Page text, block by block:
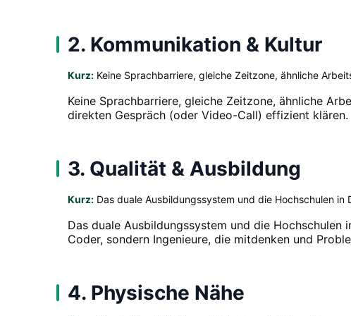
2. Kommunikation & Kultur
Kurz: Keine Sprachbarriere, gleiche Zeitzone, ähnliche
Keine Sprachbarriere, gleiche Zeitzone, ähnliche
direkten Gespräch (oder Video-Call) effizient klären.
3. Qualität & Ausbildung
Kurz: Das duale Ausbildungssystem und die Hochschulen
Das duale Ausbildungssystem und die
Coder, sondern Ingenieure, die mitdenken und
4. Physische Nähe